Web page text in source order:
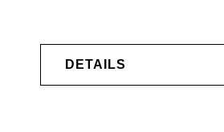
DETAILS